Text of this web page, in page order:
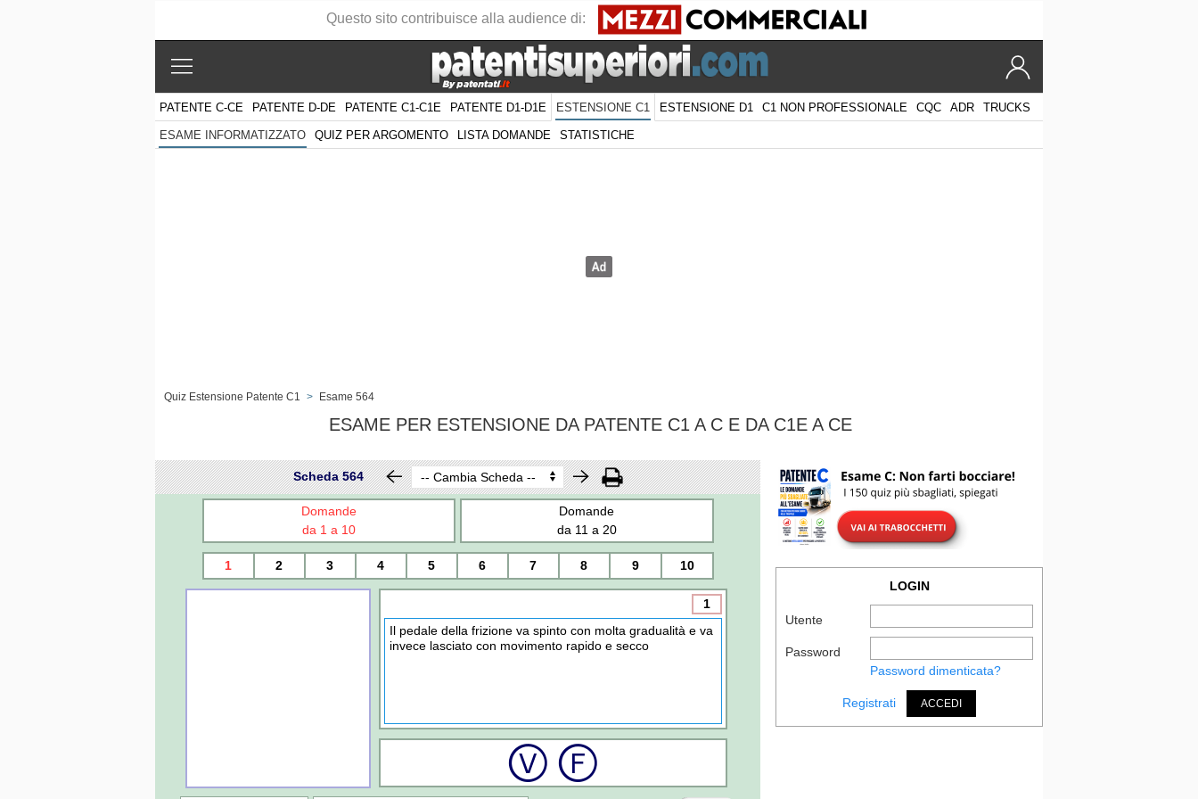
PATENTE C-CE PATENTE D-DE PATENTE C1-C1E PATENTE D1-D1E ESTENSIONE C1 ESTENSIONE D1 C1 NON PROFESSIONALE CQC ADR TRUCKS
ESAME INFORMATIZZATO QUIZ PER ARGOMENTO LISTA DOMANDE STATISTICHE
Quiz Estensione Patente C1 > Esame 564
ESAME PER ESTENSIONE DA PATENTE C1 A C E DA C1E A CE
Scheda 564
Domande
da 1 a 10
Domande
da 11 a 20
1 2 3 4 5 6 7 8 9 10
1
Il pedale della frizione va spinto con molta gradualità e va
invece lasciato con movimento rapido e secco
LOGIN
Utente
Password
Password dimenticata?
Registrati ACCEDI
Questo sito contribuisce alla audience di: